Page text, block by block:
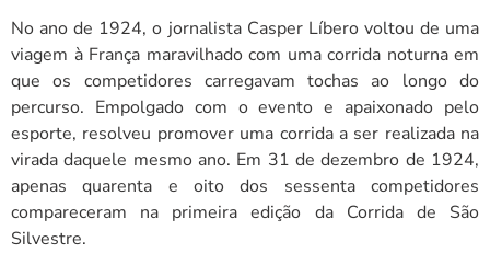
No ano de 1924, o jornalista Casper Líbero voltou de uma
viagem à França maravilhado com uma corrida noturna em
que os competidores carregavam tochas ao longo do
percurso. Empolgado com o evento e apaixonado pelo
esporte, resolveu promover uma corrida a ser realizada na
virada daquele mesmo ano. Em 31 de dezembro de 1924,
apenas quarenta e oito dos sessenta competidores
compareceram na primeira edição da Corrida de São
Silvestre.